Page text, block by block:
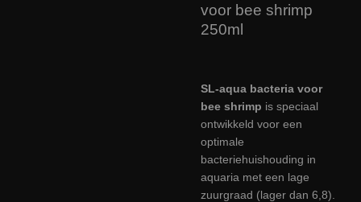
voor bee shrimp
250ml
SL-aqua bacteria voor
bee shrimp is speciaal
ontwikkeld voor een
optimale
bacteriehuishouding in
aquaria met een lage
zuurgraad (lager dan 6,8).